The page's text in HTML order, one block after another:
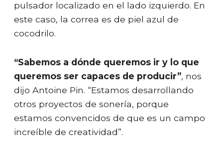
pulsador localizado en el lado izquierdo. En
este caso, la correa es de piel azul de
cocodrilo.
“Sabemos a dónde queremos ir y lo que
queremos ser capaces de producir”, nos
dijo Antoine Pin. “Estamos desarrollando
otros proyectos de sonería, porque
estamos convencidos de que es un campo
increíble de creatividad”.